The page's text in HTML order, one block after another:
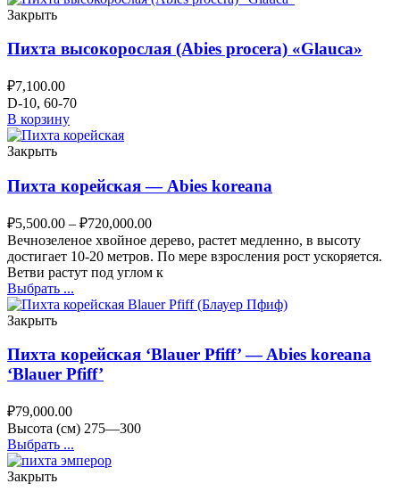
Закрыть
Пихта высокорослая (Abies procera) «Glauca»
₽7,100.00
D-10, 60-70
В корзину
Закрыть
Пихта корейская — Abies koreana
₽5,500.00 – ₽720,000.00
Вечнозеленое хвойное дерево, растет медленно, в высоту
достигает 10-20 метров. По мере взросления рост ускоряется.
Ветви растут под углом к
Выбрать ...
Закрыть
Пихта корейская ‘Blauer Pfiff’ — Abies koreana
‘Blauer Pfiff’
₽79,000.00
Высота (cм) 275—300
Выбрать ...
Закрыть